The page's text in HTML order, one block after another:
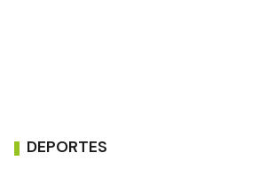
DEPORTES